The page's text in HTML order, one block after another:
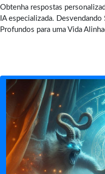
Obtenha respostas
IA especializada.
Profundos para uma Vida